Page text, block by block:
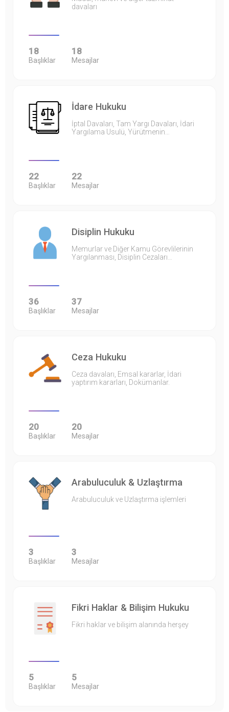
davaları
18
Başlıklar
18
Mesajlar
İdare Hukuku
İptal Davaları, Tam Yargı Davaları, İdari
Yargılama Usulü, Yürütmenin…
22
Başlıklar
22
Mesajlar
Disiplin Hukuku
Memurlar ve Diğer Kamu Görevlilerinin
Yargılanması, Disiplin Cezaları…
36
Başlıklar
37
Mesajlar
Ceza Hukuku
Ceza davaları, Emsal kararlar, İdari
yaptırım kararları, Dokümanlar.
20
Başlıklar
20
Mesajlar
Arabuluculuk & Uzlaştırma
Arabuluculuk ve Uzlaştırma işlemleri
3
Başlıklar
3
Mesajlar
Fikri Haklar & Bilişim Hukuku
Fikri haklar ve bilişim alanında herşey
5
Başlıklar
5
Mesajlar